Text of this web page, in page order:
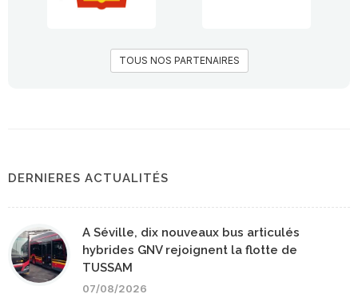
TOUS NOS PARTENAIRES
DERNIERES ACTUALITÉS
A Séville, dix nouveaux bus articulés
hybrides GNV rejoignent la flotte de
TUSSAM
07/08/2026